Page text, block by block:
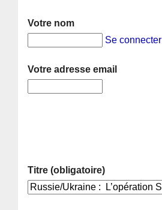
Votre nom
Se connecter
Votre adresse email
Titre (obligatoire)